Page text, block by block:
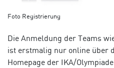
Foto Registrierung
Die Anmeldung der Teams
ist erstmalig nur online über
Homepage der IKA/